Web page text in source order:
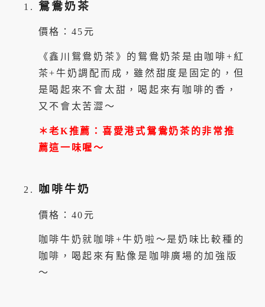
鴛鴦奶茶
價格：45元
《鑫川鴛鴦奶茶》的鴛鴦奶茶是由咖啡+紅
茶+牛奶調配而成，雖然甜度是固定的，但
是喝起來不會太甜，喝起來有咖啡的香，
又不會太苦澀～
＊老K推薦：喜愛港式鴛鴦奶茶的非常推
薦這一味喔～
咖啡牛奶
價格：40元
咖啡牛奶就咖啡+牛奶啦～是奶味比較種的
咖啡，喝起來有點像是咖啡廣場的加強版
～